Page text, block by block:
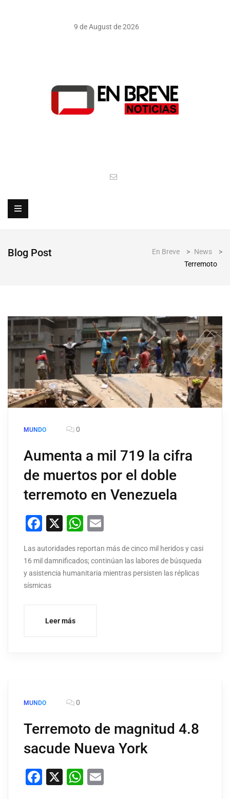
9 de August de 2026
Blog Post En Breve > News
>
Terremoto
MUNDO 0
Aumenta a mil 719 la cifra
de muertos por el doble
terremoto en Venezuela
Facebook
X WhatsApp
Las autoridades reportan más de cinco mil heridos y casi
16 mil damnificados; continúan las labores de búsqueda
y asistencia humanitaria mientras persisten las réplicas
sísmicas
Leer más
MUNDO 0
Terremoto de magnitud 4.8
sacude Nueva York
Facebook
X WhatsApp